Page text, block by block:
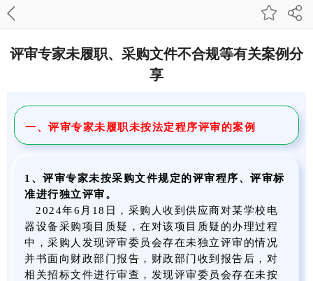
评审专家未履职、采购文件不合规等有关案例分
享
一、评审专家未履职未按法定程序评审的案例
1 、评审专家未按采购文件规定的评审程序、评审标
准进行独立评审。
2024年6月18日，采购人收到供应商对某学校电
器设备采购项目质疑，在对该项目质疑的办理过程
中，采购人发现评审委员会存在未独立评审的情况
并书面向财政部门报告，财政部门收到报告后，对
相关招标文件进行审查，发现评审委员会存在未按